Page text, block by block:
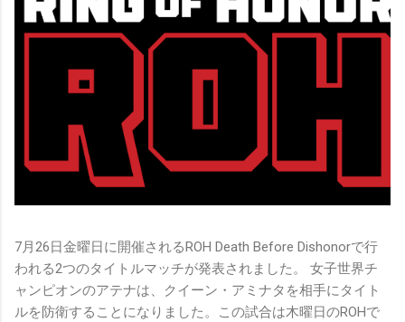
7月26日金曜日に開催されるROH Death Before Dishonorで行
われる2つのタイトルマッチが発表されました。 女子世界チ
ャンピオンのアテナは、クイーン・アミナタを相手にタイト
ルを防衛することになりました。この試合は木曜日のROHで